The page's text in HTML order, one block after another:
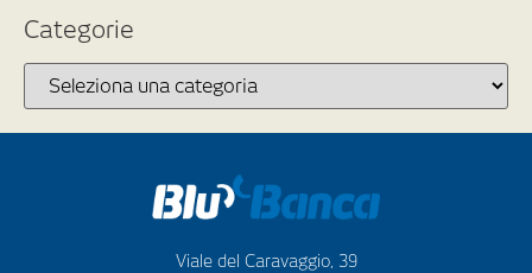
Categorie
Viale del Caravaggio, 39